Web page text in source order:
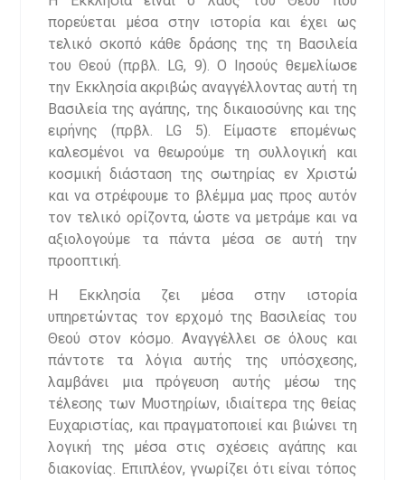
πορεύεται μέσα στην ιστορία και έχει ως
τελικό σκοπό κάθε δράσης της τη Βασιλεία
του Θεού (πρβλ. LG, 9). Ο Ιησούς θεμελίωσε
την Εκκλησία ακριβώς αναγγέλλοντας αυτή τη
Βασιλεία της αγάπης, της δικαιοσύνης και της
ειρήνης (πρβλ. LG 5). Είμαστε επομένως
καλεσμένοι να θεωρούμε τη συλλογική και
κοσμική διάσταση της σωτηρίας εν Χριστώ
και να στρέφουμε το βλέμμα μας προς αυτόν
τον τελικό ορίζοντα, ώστε να μετράμε και να
αξιολογούμε τα πάντα μέσα σε αυτή την
προοπτική.
Η Εκκλησία ζει μέσα στην ιστορία
υπηρετώντας τον ερχομό της Βασιλείας του
Θεού στον κόσμο. Αναγγέλλει σε όλους και
πάντοτε τα λόγια αυτής της υπόσχεσης,
λαμβάνει μια πρόγευση αυτής μέσω της
τέλεσης των Μυστηρίων, ιδιαίτερα της θείας
Ευχαριστίας, και πραγματοποιεί και βιώνει τη
λογική της μέσα στις σχέσεις αγάπης και
διακονίας. Επιπλέον, γνωρίζει ότι είναι τόπος